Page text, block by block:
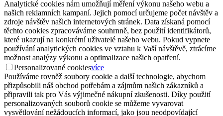
Analytické cookies nám umožňují měření výkonu našeho webu a
našich reklamních kampaní. Jejich pomocí určujeme počet návštěv a
zdroje návštěv našich internetových stránek. Data získaná pomocí
těchto cookies zpracováváme souhrnně, bez použití identifikátorů,
které ukazují na konkrétní uživatelé našeho webu. Pokud vypnete
používání analytických cookies ve vztahu k Vaší návštěvě, ztrácíme
možnost analýzy výkonu a optimalizace našich opatření.
Personalizované cookiesvíce
Používáme rovněž soubory cookie a další technologie, abychom
přizpůsobili náš obchod potřebám a zájmům našich zákazníků a
připravili tak pro Vás výjimečné nákupní zkušenosti. Díky použití
personalizovaných souborů cookie se můžeme vyvarovat
vysvětlování nežádoucích informací, jako jsou neodpovídající